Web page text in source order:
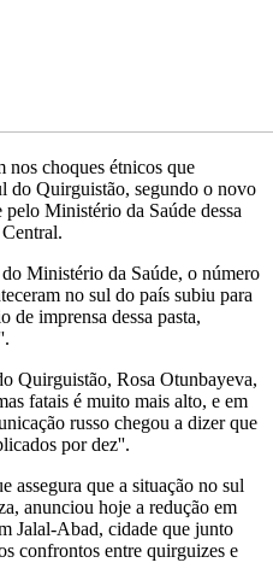
nos choques étnicos que
do Quirguistão, segundo o novo
Ministério da Saúde dessa
Ministério da Saúde, o número
no sul do país subiu para
de imprensa dessa pasta,
Quirguistão, Rosa Otunbayeva,
fatais é muito mais alto, e em
russo chegou a dizer que
por dez''.
que a situação no sul
anunciou hoje a redução em
Jalal-Abad, cidade que junto
confrontos entre quirguizes e